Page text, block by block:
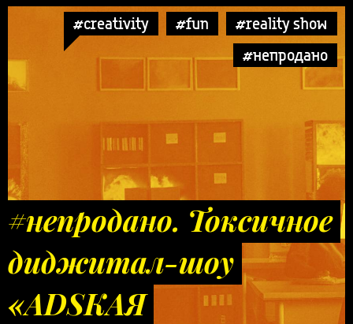
#creativity #fun
#reality show
#непродано
#непродано. Токсичное
диджитал-шоу
«ADSКАЯ